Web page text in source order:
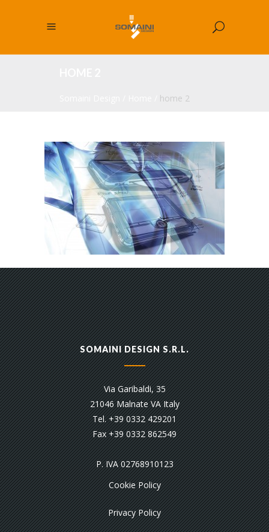
home 2
SOMAINI DESIGN S.R.L.
Via Garibaldi, 35
21046 Malnate VA Italy
Tel. +39 0332 429201
Fax +39 0332 862549
P. IVA 02768910123
Cookie Policy
Privacy Policy